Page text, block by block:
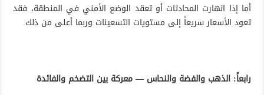
أما إذا انهارت المحادثات أو تعقد الوضع الأمني في المنطقة، فقد
تعود الأسعار سريعاً إلى مستويات التسعينات وربما أعلى من ذلك.
رابعاً: الذهب والفضة والنحاس — معركة بين التضخم والفائدة